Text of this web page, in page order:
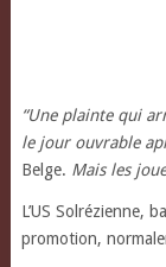
“Une plainte qui
le jour ouvrable
Belge. Mais les
L’US Solrézienne,
promotion,